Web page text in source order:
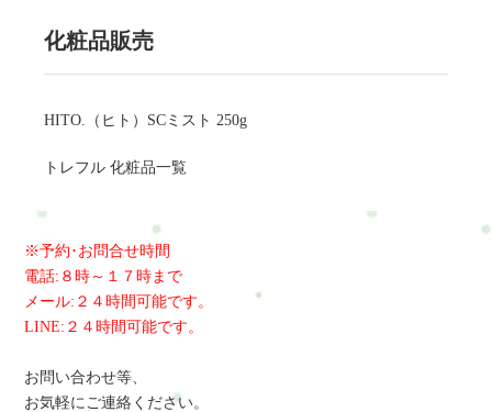
化粧品販売
HITO.（ヒト）SCミスト 250g
トレフル 化粧品一覧
※予約･お問合せ時間
電話:８時～１７時まで
メール:２４時間可能です。
LINE:２４時間可能です。
お問い合わせ等、
お気軽にご連絡ください。